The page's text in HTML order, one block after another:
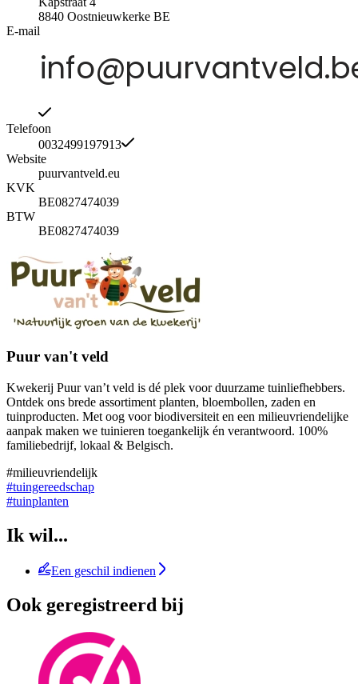
8840 Oostnieuwkerke BE
E-mail
Telefoon
0032499197913
Website
puurvantveld.eu
KVK
BE0827474039
BTW
BE0827474039
Puur van't veld
Kwekerij Puur van’t veld is dé plek voor duurzame tuinliefhebbers.
Ontdek ons brede assortiment planten, bloembollen, zaden en
tuinproducten. Met oog voor biodiversiteit en een milieuvriendelijke
aanpak maken we tuinieren toegankelijk én verantwoord. 100%
familiebedrijf, lokaal & Belgisch.
#milieuvriendelijk
#tuingereedschap
#tuinplanten
Ik wil...
Een geschil indienen
Ook geregistreerd bij